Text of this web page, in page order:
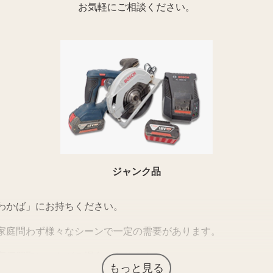
お気軽にご相談ください。
ジャンク品
ば」にお持ちください。
問わず様々なシーンで一定の需要があります。
価買取につながる場合があります。
もっと見る